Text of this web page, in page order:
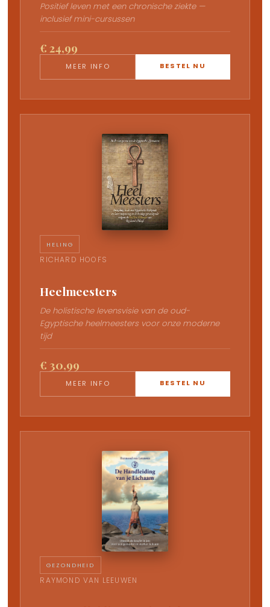
Positief leven met een chronische ziekte —
inclusief mini-cursussen
€ 24,99
MEER INFO BESTEL NU
HELING
RICHARD HOOFS
Heelmeesters
De holistische levensvisie van de oud-
Egyptische heelmeesters voor onze moderne
tijd
€ 30,99
MEER INFO BESTEL NU
GEZONDHEID
RAYMOND VAN LEEUWEN